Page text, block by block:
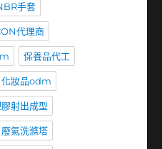
手套
代理商
保養品代工
化妝品odm
射出成型
廢氣洗滌塔